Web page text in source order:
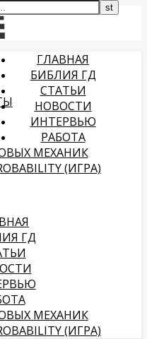
ГЛАВНАЯ
БИБЛИЯ ГД
СТАТЬИ
НОВОСТИ
ИНТЕРВЬЮ
РАБОТА
МЕХАНИК
(ИГРА)
ГД
МЕХАНИК
(ИГРА)